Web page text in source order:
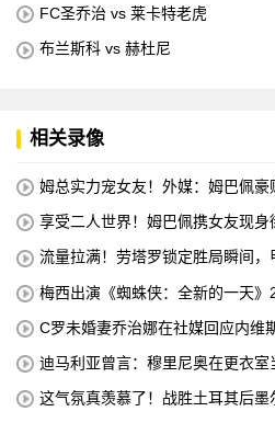
FC圣乔治 vs 莱卡特老虎
布兰斯科 vs 赫杜尼
相关录像
姆总实力宠女友！外媒：姆巴佩豪
享受二人世界！姆巴佩携女友现身
流量拉满！劳塔罗锁定胜局瞬间，
梅西出演《蜘蛛侠：全新的一天
C罗未婚妻乔治娜在社媒回应内维
迪马利亚曾言：穆里尼奥在更衣室
这气氛真羡慕了！战胜土耳其后墨